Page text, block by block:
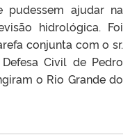
pudessem ajudar na
hidrológica. Foi
conjunta com o sr.
Civil de Pedro
o Rio Grande do